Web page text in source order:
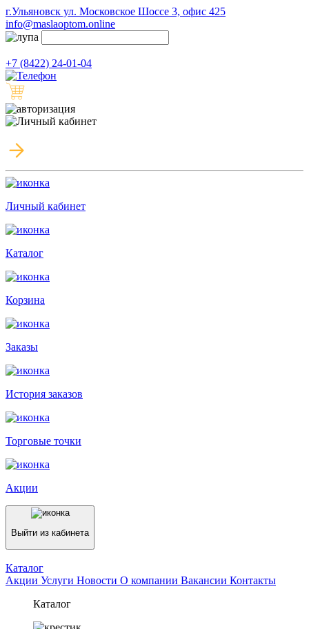
г.Ульяновск ул. Московское Шоссе 3, офис 425
info@maslaoptom.online
+7 (8422) 24-01-04
Личный кабинет
Каталог
Корзина
Заказы
История заказов
Торговые точки
Акции
Выйти из кабинета
Каталог
Акции Услуги Новости О компании Вакансии Контакты
Каталог